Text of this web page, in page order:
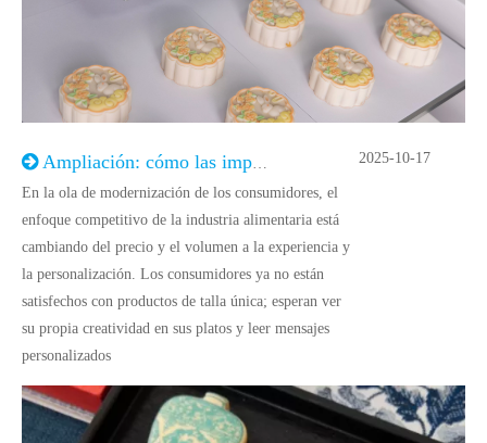
Ampliación: cómo las impresoras de alimentos ayudan a las fábricas a satisfacer las demandas de personalización
En la ola de modernización de los consumidores, el
enfoque competitivo de la industria alimentaria está
cambiando del precio y el volumen a la experiencia y
la personalización. Los consumidores ya no están
satisfechos con productos de talla única; esperan ver
su propia creatividad en sus platos y leer mensajes
personalizados
2025-10-17